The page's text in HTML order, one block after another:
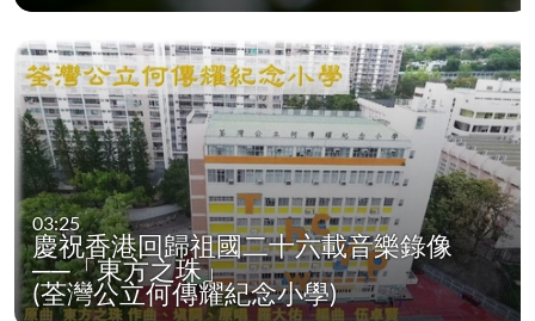
03:25
慶祝香港回歸祖國二十六載音樂錄像
──「東方之珠」
(荃灣公立何傳耀紀念小學)